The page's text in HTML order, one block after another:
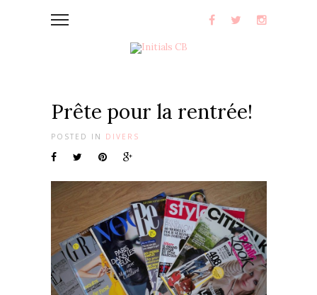
Prête pour la rentrée!
POSTED IN DIVERS